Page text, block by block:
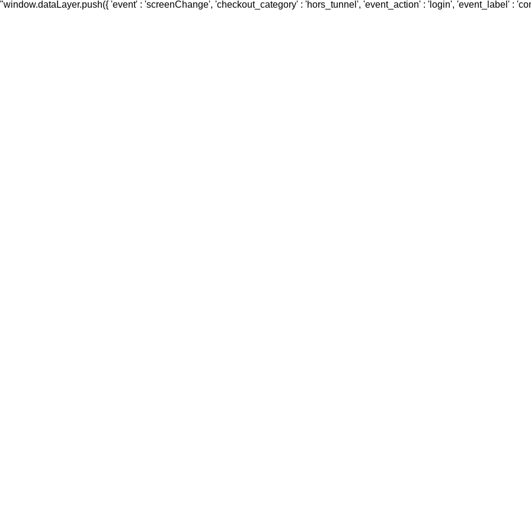
"window.dataLayer.push({ 'event' : 'screenChange', 'checkout_category' : 'hors_tunnel', 'event_action' : 'login', 'event_label' :